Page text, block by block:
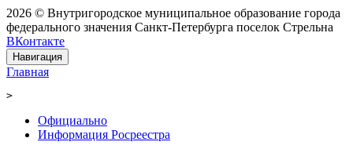
2026 © Внутригородское муниципальное образование города
федерального значения Санкт-Петербурга поселок Стрельна
ВКонтакте
Навигация
Главная
>
Официально
Информация Росреестра